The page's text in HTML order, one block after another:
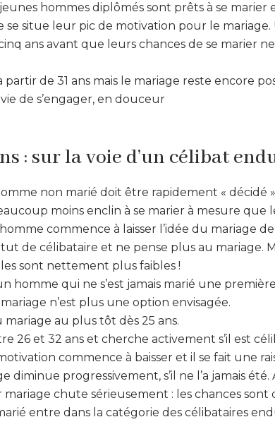
jeunes hommes diplômés sont prêts à se marier
se situe leur pic de motivation pour le
ans avant que leurs chances de se marier
partir de 31 ans mais le mariage reste encore
de s’engager, en douceur
: sur la voie d’un célibat
non marié doit être rapidement « décidé
moins enclin à se marier à mesure que
commence à laisser l’idée du mariage
de célibataire et ne pense plus au mariage.
sont nettement plus faibles !
homme qui ne s’est jamais marié une
n’est plus une option envisagée.
mariage au plus tôt dès 25 ans.
26 et 32 ans et cherche activement s’il est
commence à baisser et il se fait une
diminue progressivement, s’il ne l’a jamais
mariage chute sérieusement : les chances
entre dans la catégorie des célibataires